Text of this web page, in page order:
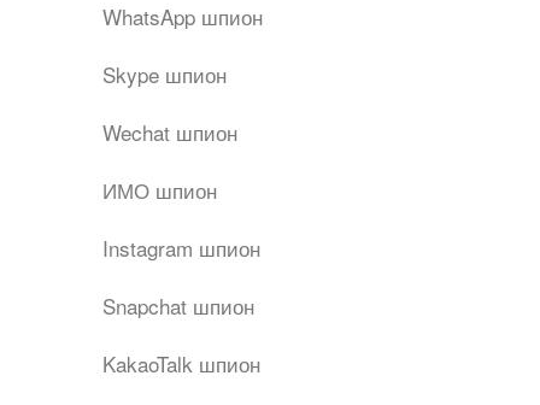
WhatsApp шпион
Skype шпион
Wechat шпион
ИМО шпион
Instagram шпион
Snapchat шпион
KakaoTalk шпион